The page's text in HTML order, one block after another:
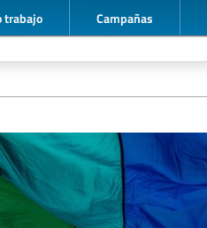
trabajo Campañas